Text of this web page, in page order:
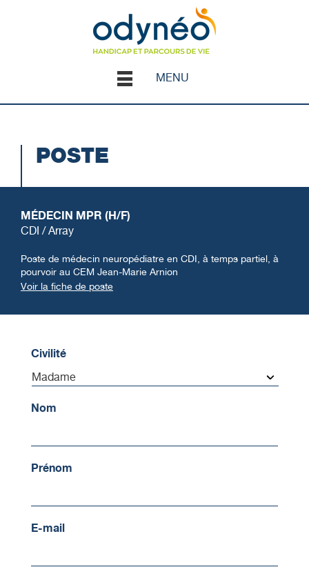
MENU
POSTE
MÉDECIN MPR (H/F)
CDI / Array
Poste de médecin neuropédiatre en CDI, à temps partiel, à
pourvoir au CEM Jean-Marie Arnion
Voir la fiche de poste
Civilité
Nom
Prénom
E-mail